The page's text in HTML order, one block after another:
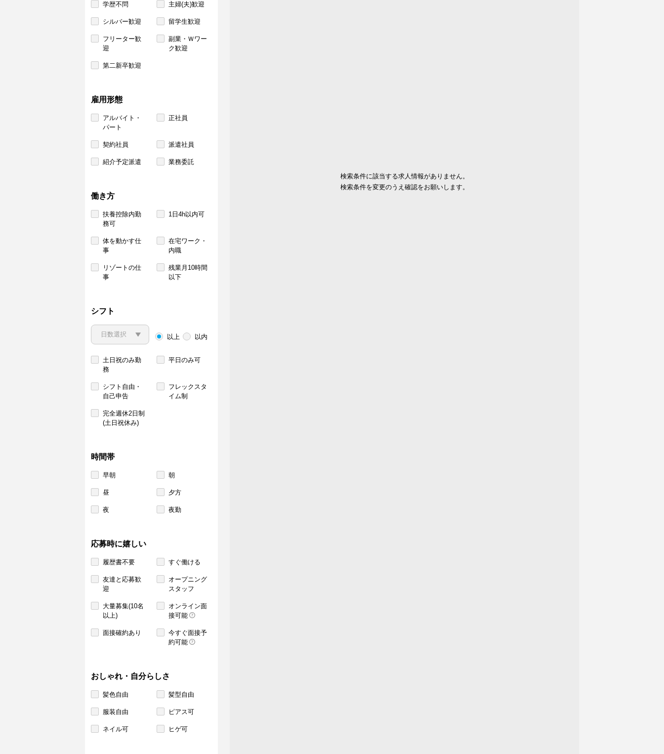
学歴不問 主婦(夫)歓迎
シルバー歓迎 留学生歓迎
フリーター歓
迎
副業・Ｗワー
ク歓迎
第二新卒歓迎
雇用形態
アルバイト・
パート
正社員
契約社員 派遣社員
紹介予定派遣 業務委託
働き方
扶養控除内勤
務可
1日4h以内可
体を動かす仕
事
在宅ワーク・
内職
リゾートの仕
事
残業月10時間
以下
シフト
以上 以内
土日祝のみ勤
務
平日のみ可
シフト自由・
自己申告
フレックスタ
イム制
完全週休2日制
(土日祝休み)
時間帯
早朝 朝
昼 夕方
夜 夜勤
応募時に嬉しい
履歴書不要 すぐ働ける
友達と応募歓
迎
オープニング
スタッフ
大量募集(10名
以上)
オンライン面
接可能
面接確約あり
今すぐ面接予
約可能
おしゃれ・自分らしさ
髪色自由 髪型自由
服装自由 ピアス可
ネイル可 ヒゲ可
検索条件に該当する求人情報がありません。
検索条件を変更のうえ確認をお願いします。